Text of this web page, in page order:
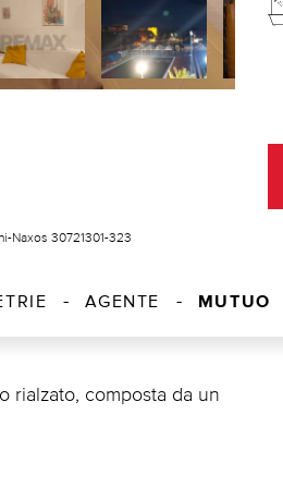
Naxos 30721301-323
AGENTE MUTUO
rialzato, composta da un